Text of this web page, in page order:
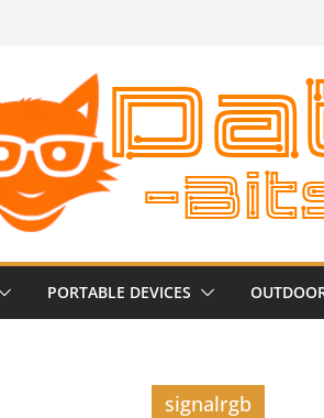
PORTABLE DEVICES
signalrgb